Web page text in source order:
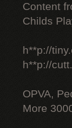
Content
Childs
h**p://
h**p://
OPVA,
More